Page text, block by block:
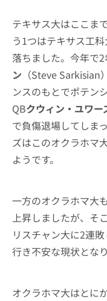
テキサス大はここま
う1つはテキサス工
落ちました。今年で
ン （Steve
ンスのもとでポテン
QBクウィン・ユワー
で負傷退場してしま
ズはこのオクラホマ
ようです。
一方のオクラホマ大
上昇しましたが、そ
リスチャン大に2連
行き不安な現状とな
オクラホマ大はとに